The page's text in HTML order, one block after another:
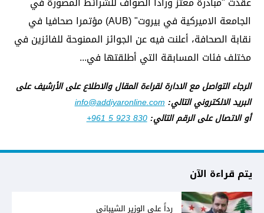
الجامعة الاميركية في بيروت" (AUB) مؤتمرا صحافيا في
نقابة الصحافة، أعلنت فيه عن الجوائز الممنوحة للفائزين في
مختلف فئات المسابقة التي أطلقتها في...
الرجاء التواصل مع الادارة لقراءة المقال والاطلاع على الأرشيف على
البريد الالكتروني التالي:info@addiyaronline.com
أو الاتصال على الرقم التالي:+961 5 923 830
يتم قراءة الآن
رداً على الوزير الشيباني